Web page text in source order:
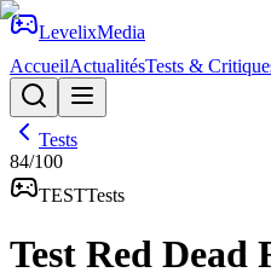
LevelixMedia
AccueilActualitésTests &
Tests
84/100
TESTTests
Test Red